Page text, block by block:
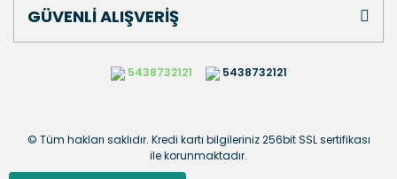
GÜVENLİ ALIŞVERİŞ
5438732121 5438732121
© Tüm hakları saklıdır. Kredi kartı bilgileriniz 256bit SSL sertifikası
ile korunmaktadır.